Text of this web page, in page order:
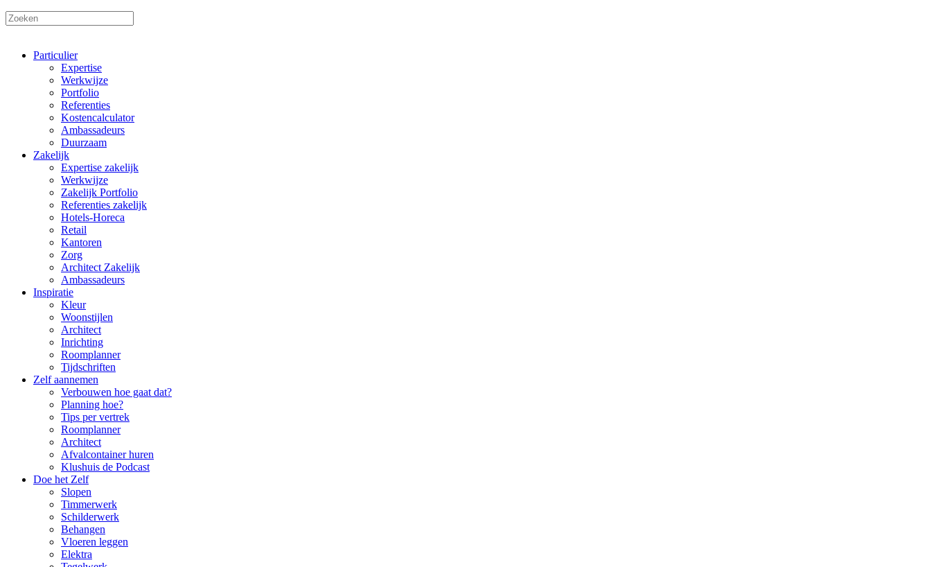
Particulier
Expertise
Werkwijze
Portfolio
Referenties
Kostencalculator
Ambassadeurs
Duurzaam
Zakelijk
Expertise zakelijk
Werkwijze
Zakelijk Portfolio
Referenties zakelijk
Hotels-Horeca
Retail
Kantoren
Zorg
Architect Zakelijk
Ambassadeurs
Inspiratie
Kleur
Woonstijlen
Architect
Inrichting
Roomplanner
Tijdschriften
Zelf aannemen
Verbouwen hoe gaat dat?
Planning hoe?
Tips per vertrek
Roomplanner
Architect
Afvalcontainer huren
Klushuis de Podcast
Doe het Zelf
Slopen
Timmerwerk
Schilderwerk
Behangen
Vloeren leggen
Elektra